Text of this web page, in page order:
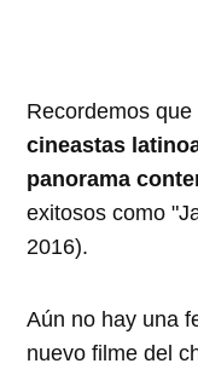
Recordemos que
cineastas
panorama
exitosos como
2016).
Aún no hay una
nuevo filme del